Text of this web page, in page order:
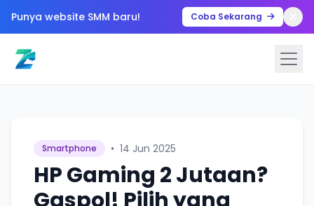
Punya website SMM baru! Coba Sekarang
Smartphone • 14 Jun 2025
HP Gaming 2 Jutaan?